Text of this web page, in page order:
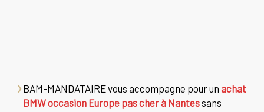
BAM-MANDATAIRE vous accompagne pour un achat
BMW occasion Europe pas cher à Nantessans